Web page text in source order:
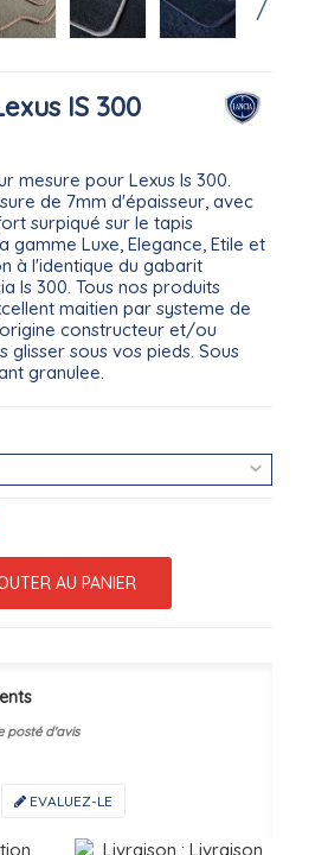
IS 300
mesure pour Lexus Is 300.
de 7mm d'épaisseur, avec
surpiqué sur le tapis
gamme Luxe, Elegance, Etile et
à l'identique du gabarit
Is 300. Tous nos produits
maitien par systeme de
constructeur et/ou
glisser sous vos pieds. Sous
granulee.
AU PANIER
posté d'avis
EVALUEZ-LE